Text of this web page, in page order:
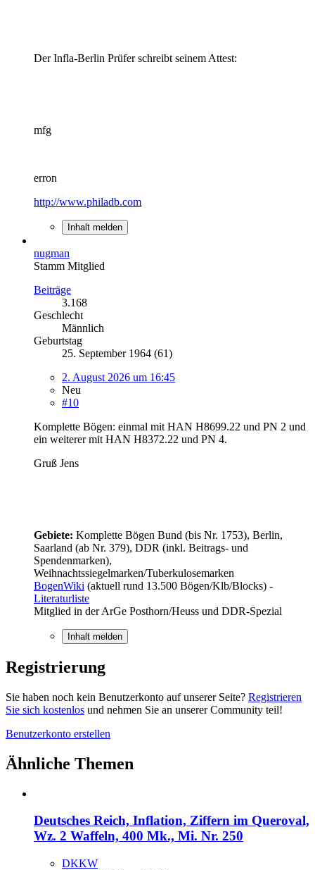
Der Infla-Berlin Prüfer schreibt seinem Attest:
mfg
erron
http://www.philadb.com
Inhalt melden
nugman
Stamm Mitglied
Beiträge
3.168
Geschlecht
Männlich
Geburtstag
25. September 1964 (61)
2. August 2026 um 16:45
Neu
#10
Komplette Bögen: einmal mit HAN H8699.22 und PN 2 und
ein weiterer mit HAN H8372.22 und PN 4.
Gruß Jens
Gebiete: Komplette Bögen Bund (bis Nr. 1753), Berlin,
Saarland (ab Nr. 379), DDR (inkl. Beitrags- und
Spendenmarken),
Weihnachtssiegelmarken/Tuberkulosemarken
BogenWiki (aktuell rund 13.500 Bögen/Klb/Blocks) -
Literaturliste
Mitglied in der ArGe Posthorn/Heuss und DDR-Spezial
Inhalt melden
Registrierung
Sie haben noch kein Benutzerkonto auf unserer Seite? Registrieren
Sie sich kostenlos und nehmen Sie an unserer Community teil!
Benutzerkonto erstellen
Ähnliche Themen
Deutsches Reich, Inflation, Ziffern im Queroval,
Wz. 2 Waffeln, 400 Mk., Mi. Nr. 250
DKKW